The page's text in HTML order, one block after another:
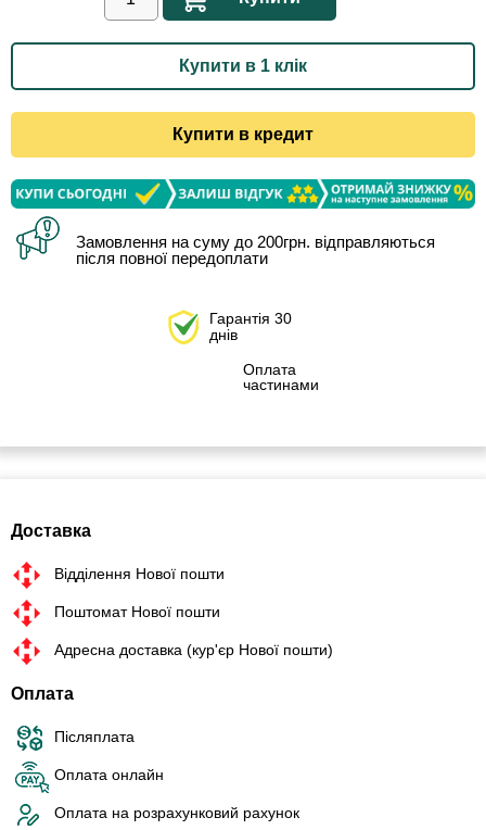
Купити в 1 клік
Купити в кредит
Замовлення на суму до 200грн. відправляються
після повної передоплати
Гарантія 30
днів
Оплата
частинами
Доставка
Відділення Нової пошти
Поштомат Нової пошти
Адресна доставка (кур'єр Нової пошти)
Оплата
Післяплата
Оплата онлайн
Оплата на розрахунковий рахунок